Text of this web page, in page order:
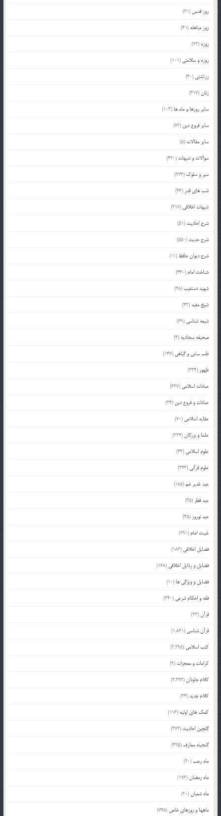
روز قدس (31)
روز مباهله (41)
روزه (93)
روزه و سلامتی (101)
زرتشتی (40)
زنان(317)
سایر روزها و ماه ها (103)
سایر فروع دین (72)
سایر مقالات (5)
سوالات و شبهات (420)
سیر و سلوک (274)
شب های قدر (46)
شبهات اخلاقی (217)
شرح احادیث (51)
شرح حدیث (550)
شرح دیوان حافظ (11)
شناخت امام (440)
شهید دستغیب(38)
شیخ مفید(42)
شیعه شناسی (69)
صحیفه سجادیه (4)
طب سنتی و گیاهی (147)
ظهور (334)
عبادات اسلامی (627)
عبادات و فروع دین (34)
عقاید اسلامی (70)
علما و بزرگان(224)
علوم اسلامی (43)
علوم قرآنی (343)
عید غدیر خم(185)
عید فطر (35)
عید نوروز (45)
غیبت امام (291)
فضایل اخلاقی (183)
فضایل و رذایل اخلاقی (168)
فضایل و ویژگی ها (10)
فقه و احکام شرعی (340)
قرآن(23)
قرآن شناسی (1,861)
کتب اسلامی (2,295)
کرامات و معجزات (9)
کلام جاودان(2,293)
کلام جدید(34)
کمک های اولیه (116)
گلچین احادیث (372)
گنجینه معارف (495)
ماه رجب(20)
ماه رمضان(176)
ماه شعبان(20)
ماهها و روزهای خاص (745)